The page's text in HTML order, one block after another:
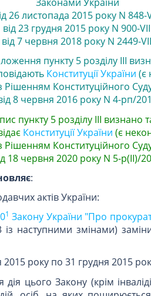
26 листопада 2015 року N 848-
від 23 грудня 2015 року N 900-
від 7 червня 2018 року N 2449-
пункту 5 розділу ІІІ
Конституції України (є
Рішенням Конституційного
8 червня 2016 року N 4-рп/
пункту 5 розділу ІІІ визнано
Конституції України (є
Рішенням Конституційного
18 червня 2020 року N 5-р(II)/
:
актів України:
1 Закону України "Про
наступними змінами)
2015 року по 31 грудня 2015
цього Закону (крім